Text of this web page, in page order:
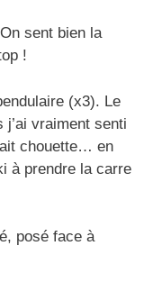
sent bien la
!
(x3). Le
j’ai vraiment senti
chouette… en
à prendre la carre
posé face à